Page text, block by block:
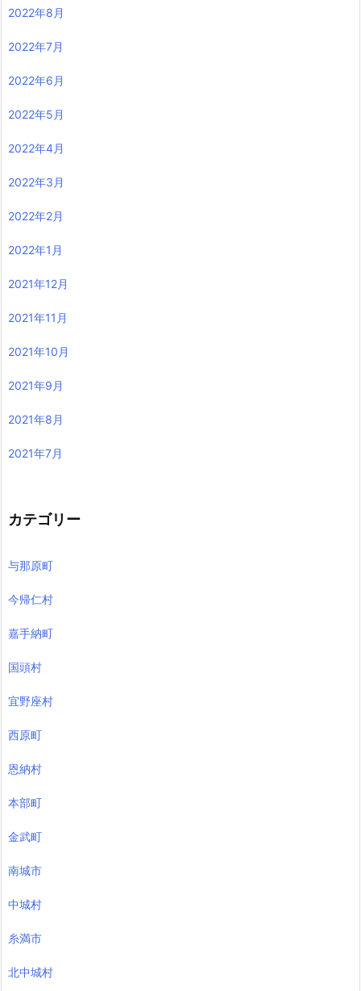
2022年8月
2022年7月
2022年6月
2022年5月
2022年4月
2022年3月
2022年2月
2022年1月
2021年12月
2021年11月
2021年10月
2021年9月
2021年8月
2021年7月
カテゴリー
与那原町
今帰仁村
嘉手納町
国頭村
宜野座村
西原町
恩納村
本部町
金武町
南城市
中城村
糸満市
北中城村